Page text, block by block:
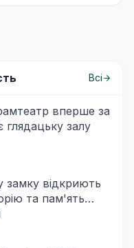
Всі
вперше за
залу
відкриють
та пам'ять